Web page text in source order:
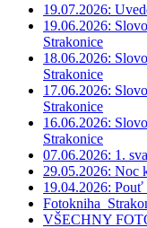
19.07.2026:
19.06.2026:
Strakonice
18.06.2026:
Strakonice
17.06.2026:
Strakonice
16.06.2026:
Strakonice
07.06.2026: 1.
29.05.2026: Noc
19.04.2026:
VŠECHNY